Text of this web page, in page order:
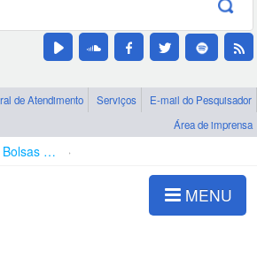
de Atendimento Serviços
E-mail do Pesquisador
Área de imprensa
Bolsas e Auxílios Vigentes
MENU